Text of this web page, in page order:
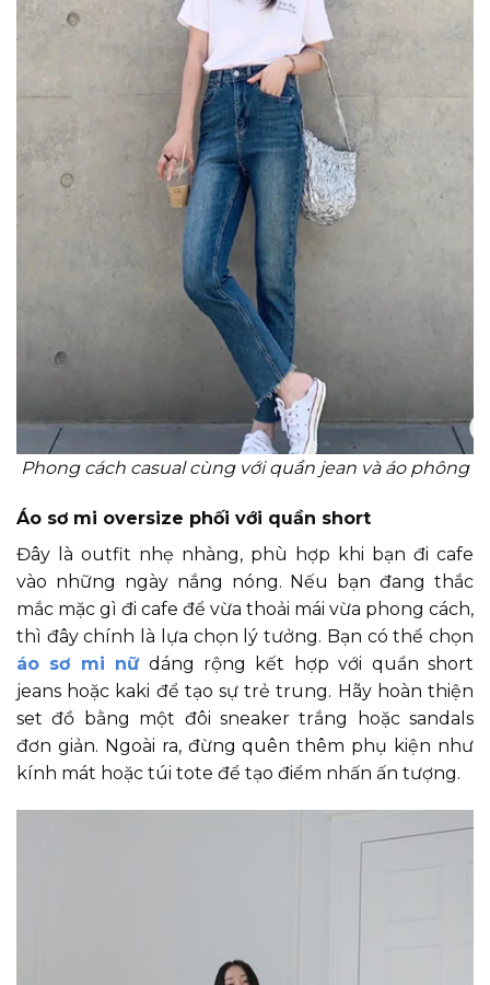
Phong cách casual cùng với quần jean và áo phông
Áo sơ mi oversize phối với quần short
Đây là outfit nhẹ nhàng, phù hợp khi bạn đi cafe
vào những ngày nắng nóng. Nếu bạn đang thắc
mắc mặc gì đi cafe để vừa thoải mái vừa phong cách,
thì đây chính là lựa chọn lý tưởng. Bạn có thể chọn
áo sơ mi nữdáng rộng kết hợp với quần short
jeans hoặc kaki để tạo sự trẻ trung. Hãy hoàn thiện
set đồ bằng một đôi sneaker trắng hoặc sandals
đơn giản. Ngoài ra, đừng quên thêm phụ kiện như
kính mát hoặc túi tote để tạo điểm nhấn ấn tượng.